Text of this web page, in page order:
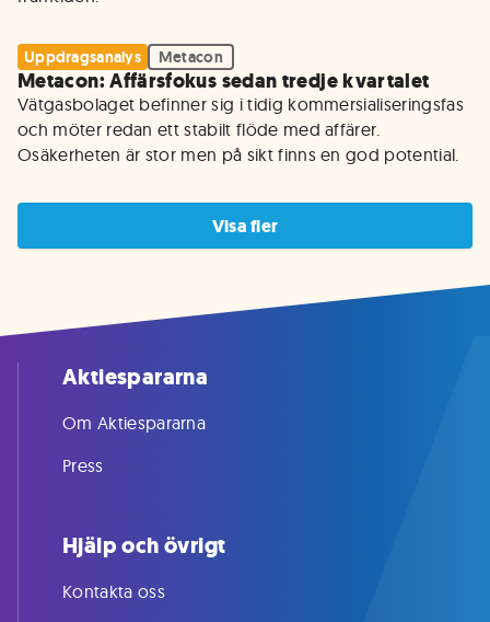
Uppdragsanalys Metacon
Metacon: Affärsfokus sedan tredje kvartalet
Vätgasbolaget befinner sig i tidig kommersialiseringsfas
och möter redan ett stabilt flöde med affärer.
Osäkerheten är stor men på sikt finns en god potential.
Visa fler
Aktiespararna
Om Aktiespararna
Press
Hjälp och övrigt
Kontakta oss